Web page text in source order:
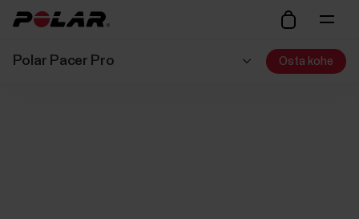
Polar Pacer Pro Osta kohe